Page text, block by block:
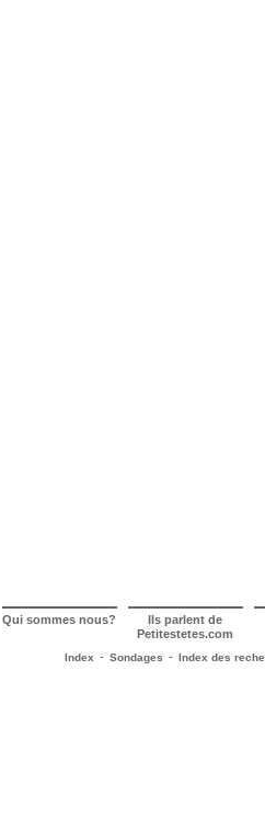
Qui sommes nous? Ils parlent de
Petitestetes.com
Index - Sondages - Index des